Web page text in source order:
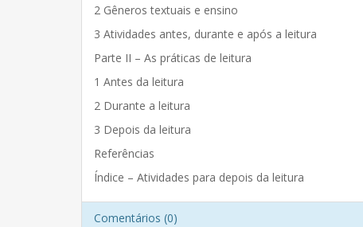
2 Gêneros textuais e ensino
3 Atividades antes, durante e após a leitura
Parte II – As práticas de leitura
1 Antes da leitura
2 Durante a leitura
3 Depois da leitura
Referências
Índice – Atividades para depois da leitura
Comentários (0)